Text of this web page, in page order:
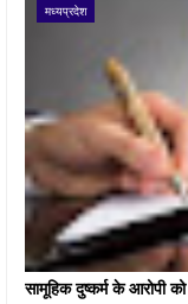
मध्यप्रदेश
सामूहिक दुष्कर्म के आरोपी